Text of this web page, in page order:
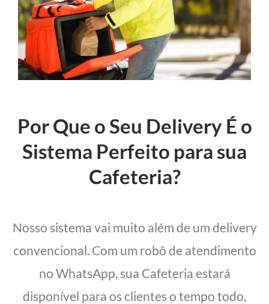
Por Que o Seu Delivery É o
Sistema Perfeito para sua
Cafeteria?
Nosso sistema vai muito além de um delivery
convencional. Com um robô de atendimento
no WhatsApp, sua Cafeteria estará
disponível para os clientes o tempo todo,